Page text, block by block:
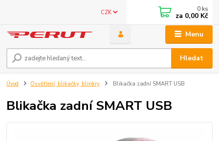
Menu
CZK
Hledat
0 ks
za 0,00 Kč
Úvod Osvětlení, blikačky, blinkry Blikačka zadní SMART USB
Blikačka zadní SMART USB